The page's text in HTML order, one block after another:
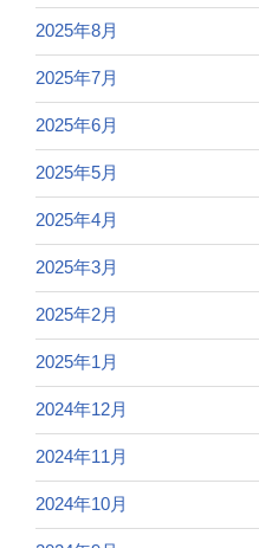
2025年8月
2025年7月
2025年6月
2025年5月
2025年4月
2025年3月
2025年2月
2025年1月
2024年12月
2024年11月
2024年10月